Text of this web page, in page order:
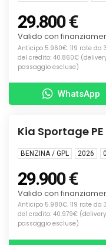
29.800 €
Valido con
Anticipo 5.960€. 119 rate da
del credito: 40.860€
passaggio escluse)
WhatsApp
KM0
Info
Kia Sportage PE
BENZINA / GPL 2026
29.900 €
Valido con
Anticipo 5.980€. 119 rate da
del credito: 40.979€
passaggio escluse)